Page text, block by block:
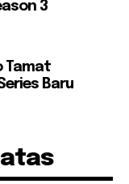
3
Tamat
Baru